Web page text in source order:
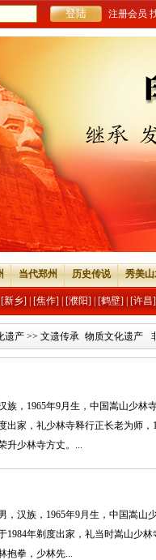
注册会员
当代郑州 历史传说 秀美
[新乡] [焦作] [濮阳] [鹤壁] [许昌]
物质文化遗产
遗产 >> 文遗传承
族，1965年9月生，中国嵩山少林
出家，礼少林寺释行正长老为师
升少林寺方丈。...
，汉族，1965年9月生，中国嵩
1984年剃度出家，礼当时嵩山少
抱拳，少林先...